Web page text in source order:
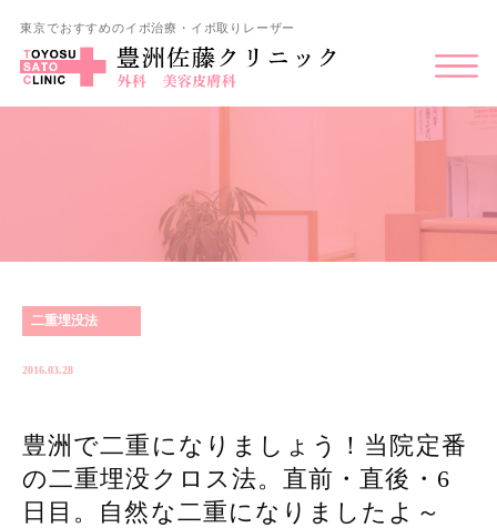
東京でおすすめのイボ治療・イボ取りレーザー
二重埋没法
2016.03.28
豊洲で二重になりましょう！当院定番
の二重埋没クロス法。直前・直後・6
日目。自然な二重になりましたよ～